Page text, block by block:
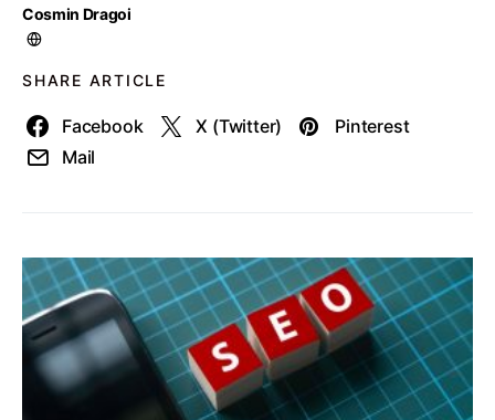
Cosmin Dragoi
SHARE ARTICLE
Facebook X (Twitter)
Pinterest
Mail